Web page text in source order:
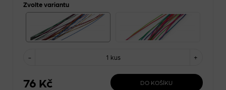
Zvolte variantu
- +
1 kus
76 Kč DO KOŠÍKU